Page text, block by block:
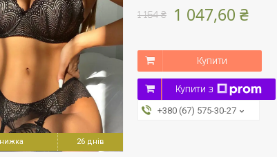
26 днів
1 164 ₴ 1 047,60 ₴
Купити
Купити з
+380 (67) 575-30-27